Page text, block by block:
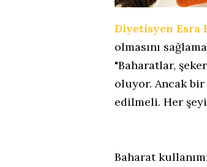
Diyetisyen Esra
olmasını
"Baharatlar,
oluyor. Ancak bir
edilmeli. Her
Baharat